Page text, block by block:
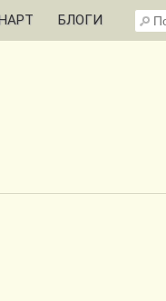
БЛОГИ